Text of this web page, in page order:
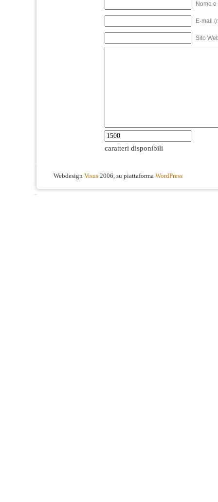
Nome
E-mail
Sito
caratteri disponibili
Webdesign Visus 2006, su piattaforma WordPress